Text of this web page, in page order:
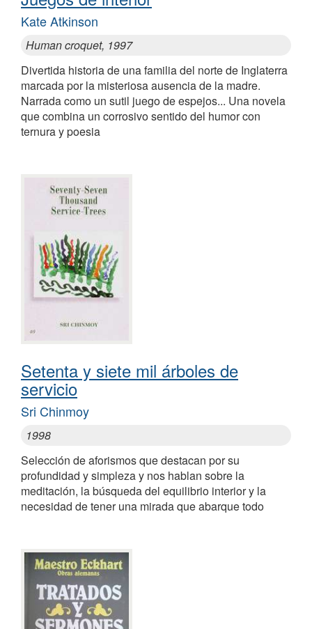
Kate Atkinson
Human croquet, 1997
Divertida historia de una familia del norte de Inglaterra
marcada por la misteriosa ausencia de la madre.
Narrada como un sutil juego de espejos... Una novela
que combina un corrosivo sentido del humor con
ternura y poesia
Setenta y siete mil árboles de
servicio
Sri Chinmoy
1998
Selección de aforismos que destacan por su
profundidad y simpleza y nos hablan sobre la
meditación, la búsqueda del equilibrio interior y la
necesidad de tener una mirada que abarque todo